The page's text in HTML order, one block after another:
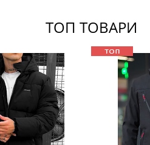
ТОП ТОВАРИ